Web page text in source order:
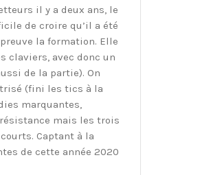
il y a deux ans, le
de croire qu’il a été
la formation. Elle
claviers, avec donc un
de la partie). On
(fini les tics à la
marquantes,
mais les trois
Captant à la
de cette année 2020